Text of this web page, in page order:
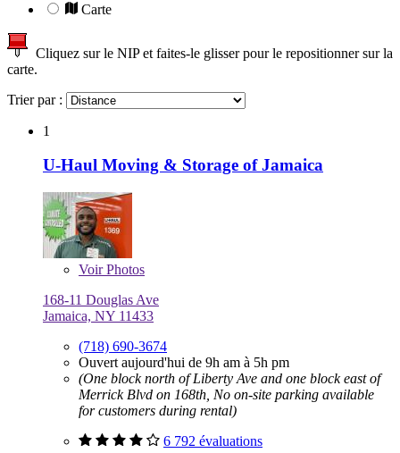
Carte
Cliquez sur le NIP et faites-le glisser pour le repositionner sur la
carte.
Trier par :
1
U-Haul Moving & Storage of Jamaica
VoirPhotos
168-11 Douglas Ave
Jamaica, NY 11433
(718) 690-3674
Ouvert aujourd'hui de 9h am à 5h pm
(One block north of Liberty Ave and one block east of
Merrick Blvd on 168th, No on-site parking available
for customers during rental)
6 792 évaluations